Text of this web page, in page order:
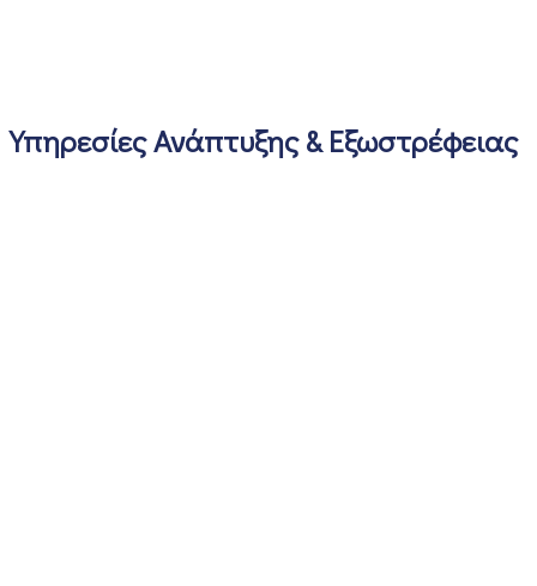
Υπηρεσίες Ανάπτυξης & Εξωστρέφειας